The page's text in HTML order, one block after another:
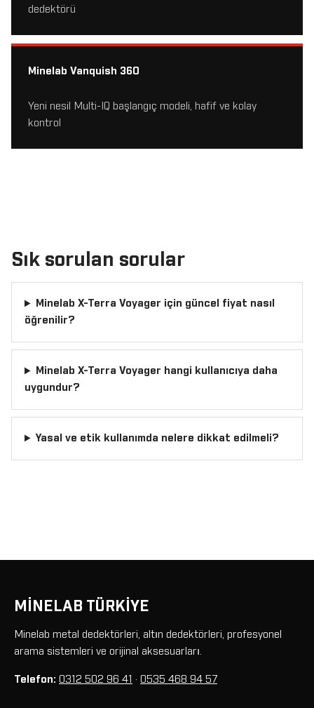
dedektörü
Minelab Vanquish 360
Yeni nesil Multi-IQ başlangıç modeli, hafif ve kolay
kontrol
Sık sorulan sorular
Minelab X-Terra Voyager için güncel fiyat nasıl
öğrenilir?
Minelab X-Terra Voyager hangi kullanıcıya daha
uygundur?
Yasal ve etik kullanımda nelere dikkat edilmeli?
MİNELAB TÜRKİYE
Minelab metal dedektörleri, altın dedektörleri, profesyonel
arama sistemleri ve orijinal aksesuarları.
Telefon: 0312 502 96 41 · 0535 468 94 57